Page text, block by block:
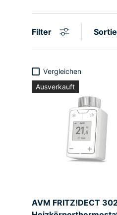
Filter
Vergleichen
Ausverkauft
AVM FRITZ!DECT